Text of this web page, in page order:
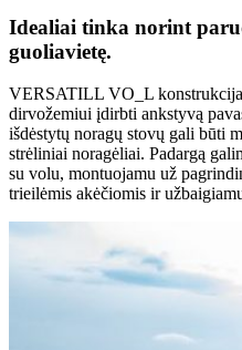
Idealiai tinka norint
guoliavietę.
VERSATILL VO_L
dirvožemiui įdirbti ankstyvą
išdėstytų noragų stovų gali būti
strėliniai noragėliai. Padargą
su volu, montuojamu už
trieilėmis akėčiomis ir